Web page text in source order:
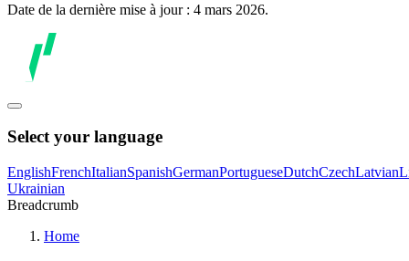
Date de la dernière mise à jour : 4 mars 2026.
Select your language
EnglishFrenchItalianSpanishGermanPortugueseDutchCzechLatvian
Ukrainian
Breadcrumb
Home